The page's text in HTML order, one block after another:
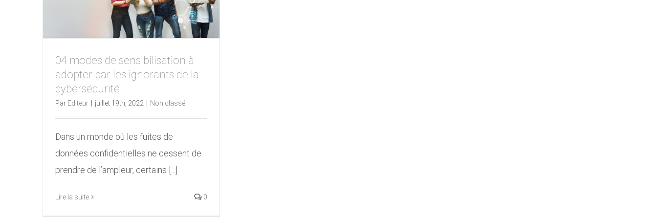
04 modes de sensibilisation à
adopter par les ignorants de la
cybersécurité.
Par Editeur juillet 19th, 2022 Non classé
Dans un monde où les fuites de
données confidentielles ne cessent de
prendre de l’ampleur, certains [...]
Lire la suite 0